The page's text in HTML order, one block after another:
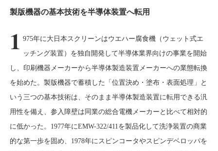
製版機器の基本技術を半導体装置へ転用
1 975年に大日本スクリーンはウエハー腐食機（ウェット式エ
ッチング装置）を独自開発して半導体業界向けの事業を開始
し、印刷機器メーカーから半導体製造装置メーカーへの業態転換
を始めた。製版機器で蓄積した「位置決め・塗布・表面処理」と
いう三つの基本技術は、そのまま半導体製造装置に転用できる汎
用性を備え、参入障壁は同業の総合電機メーカーと比べて相対的
に低かった。1977年にEMW-322/411を製品化して洗浄装置の商業
的な第一歩を固め、1978年にスピンコータやスピンデベロッパを